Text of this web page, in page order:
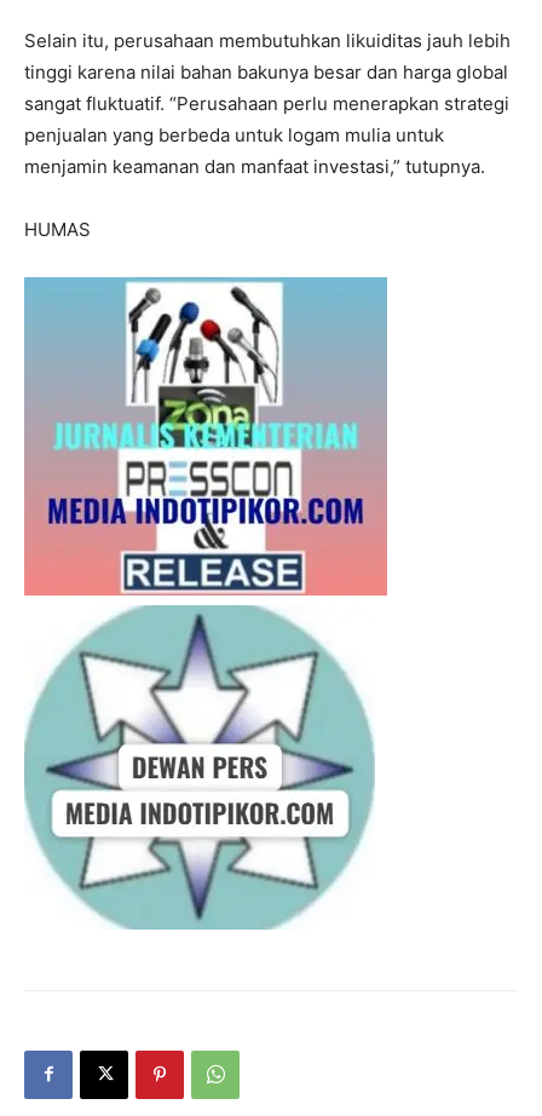
Selain itu, perusahaan membutuhkan likuiditas jauh lebih
tinggi karena nilai bahan bakunya besar dan harga global
sangat fluktuatif. “Perusahaan perlu menerapkan strategi
penjualan yang berbeda untuk logam mulia untuk
menjamin keamanan dan manfaat investasi,” tutupnya.
HUMAS